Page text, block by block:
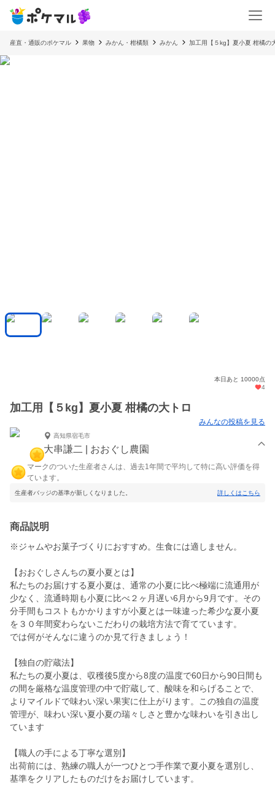
産直・通販のポケマル 果物 みかん・柑橘類 みかん 加工用【５kg】夏小夏 柑橘
本日あと 10000点
4
加工用【５kg】夏小夏 柑橘の大トロ
みんなの投稿を見る
高知県宿毛市
大串謙二 | おおぐし農園
マークのついた生産者さんは、過去1年間で平均して特に高い評価を得
ています。
生産者バッジの基準が新しくなりました。 詳しくはこちら
商品説明
※ジャムやお菓子づくりにおすすめ。生食には適しません。
【おおぐしさんちの夏小夏とは】
私たちのお届けする夏小夏は、通常の小夏に比べ極端に流通用が
少なく、流通時期も小夏に比べ２ヶ月遅い6月から9月です。その
分手間もコストもかかりますが小夏とは一味違った希少な夏小夏
を３０年間変わらないこだわりの栽培方法で育てています。
では何がそんなに違うのか見て行きましょう！
【独自の貯蔵法】
私たちの夏小夏は、収穫後5度から8度の温度で60日から90日間も
の間を厳格な温度管理の中で貯蔵して、酸味を和らげることで、
よりマイルドで味わい深い果実に仕上がります。この独自の温度
管理が、味わい深い夏小夏の瑞々しさと豊かな味わいを引き出し
ています
【職人の手による丁寧な選別】
出荷前には、熟練の職人が一つひとつ手作業で夏小夏を選別し、
基準をクリアしたものだけをお届けしています。